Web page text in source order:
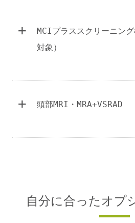
+
MCIプラススクリーニン
対象）
50歳以上の方が対象です。
+ 頭部MRI・MRA+VSRAD
※50歳以上の方が対象です
自分に合ったオプ